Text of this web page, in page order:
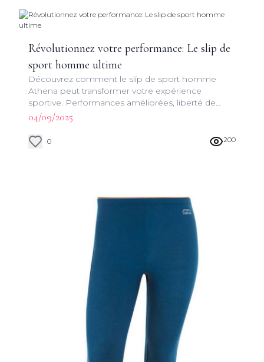
Révolutionnez votre performance: Le slip de
sport homme ultime
Découvrez comment le slip de sport homme
Athena peut transformer votre expérience
sportive. Performances améliorées, liberté de
mouvement et durabilité garanties.
04/09/2025
0 200